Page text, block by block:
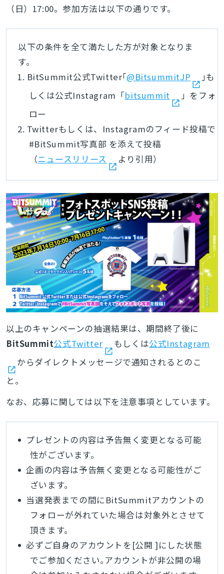
（日）17:00。参加方法は以下の通りです。
以下の条件を全て満たした方が対象となりま
す。
BitSummit公式Twitter｢@BitsummitJP
｣も
しくは公式Instagram「bitsummit
」をフォ
ロー
Twitterもしくは、Instagramのフィード投稿で
#BitSummit写真部 を添えて投稿
（ニュースリリース より引用）
以上のキャンペーンの抽選結果は、期間終了後に
BitSummit公式Twitter もしくは公式Instagram
からダイレクトメッセージで通知されるとのこ
と。
なお、応募に関しては以下を注意事項としています。
プレゼントの内容は予告無く変更となる可能
性がございます。
企画の内容は予告無く変更となる可能性がご
ざいます。
当選発表までの間にBitSummitアカウントの
フォローが外れていた場合は対象外とさせて
頂きます。
必ずご自身のアカウントを[公開 ]にした状態
でご参加ください｡アカウントが非公開の場